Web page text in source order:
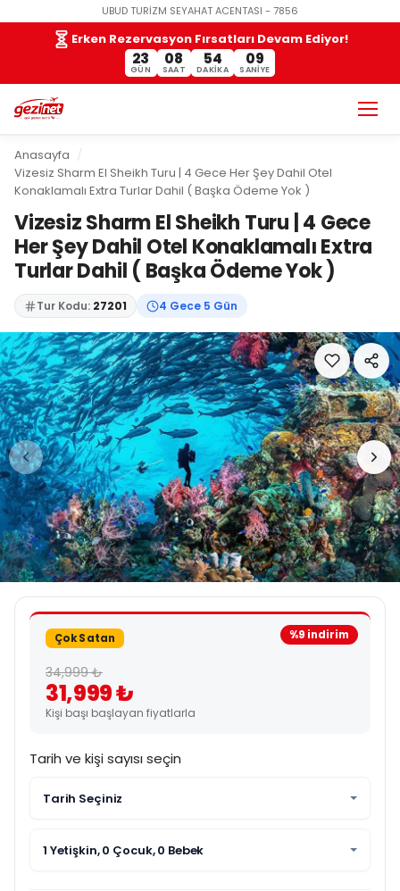
UBUD TURİZM SEYAHAT ACENTASI - 7856
Erken Rezervasyon Fırsatları Devam Ediyor!
23
GÜN
08
SAAT
54
DAKIKA
08
SANIYE
Anasayfa
Vizesiz Sharm El Sheikh Turu | 4 Gece Her Şey Dahil Otel
Konaklamalı Extra Turlar Dahil ( Başka Ödeme Yok )
Vizesiz Sharm El Sheikh Turu | 4 Gece
Her Şey Dahil Otel Konaklamalı Extra
Turlar Dahil ( Başka Ödeme Yok )
Tur Kodu: 27201 4 Gece 5 Gün
%9 indirim
Çok Satan
34,999 ₺
31,999 ₺
Kişi başı başlayan fiyatlarla
Tarih ve kişi sayısı seçin
Tarih Seçiniz
1 Yetişkin, 0 Çocuk, 0 Bebek